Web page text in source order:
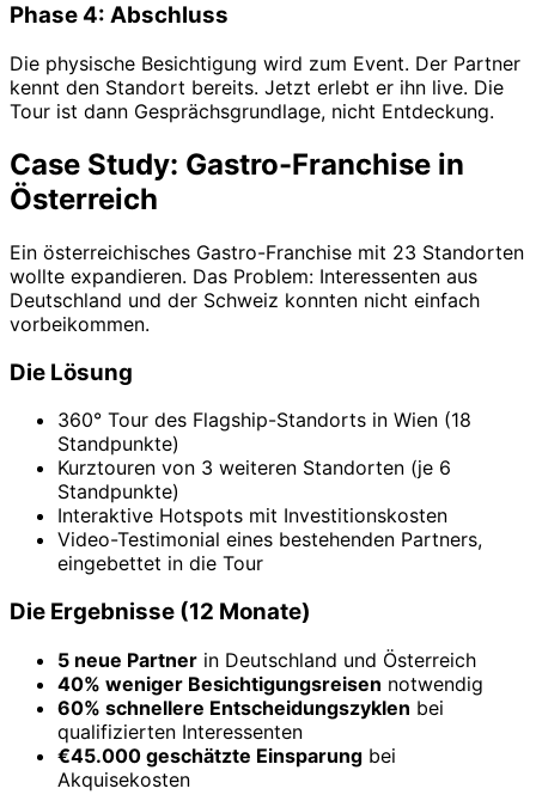
Phase 4: Abschluss
Die physische Besichtigung wird zum Event. Der Partner
kennt den Standort bereits. Jetzt erlebt er ihn live. Die
Tour ist dann Gesprächsgrundlage, nicht Entdeckung.
Case Study: Gastro-Franchise in
Österreich
Ein österreichisches Gastro-Franchise mit 23 Standorten
wollte expandieren. Das Problem: Interessenten aus
Deutschland und der Schweiz konnten nicht einfach
vorbeikommen.
Die Lösung
360° Tour des Flagship-Standorts in Wien (18
Standpunkte)
Kurztouren von 3 weiteren Standorten (je 6
Standpunkte)
Interaktive Hotspots mit Investitionskosten
Video-Testimonial eines bestehenden Partners,
eingebettet in die Tour
Die Ergebnisse (12 Monate)
5 neue Partner in Deutschland und Österreich
40% weniger Besichtigungsreisen notwendig
60% schnellere Entscheidungszyklen bei
qualifizierten Interessenten
€45.000 geschätzte Einsparung bei
Akquisekosten